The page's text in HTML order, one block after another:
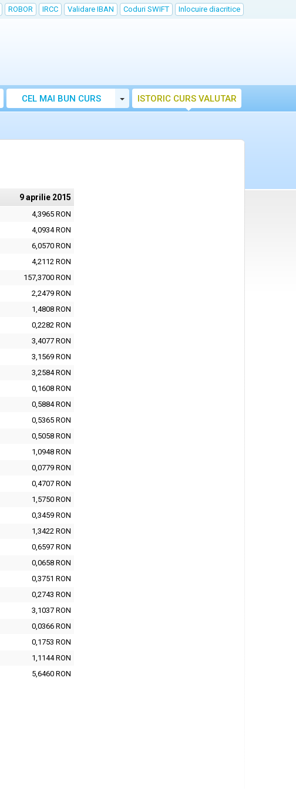
ROBOR IRCC Validare IBAN Coduri SWIFT Inlocuire diacritice
CEL MAI BUN CURS Toggle Dropdown
ISTORIC CURS VALUTAR
9 aprilie 2015
4,3965 RON
4,0934 RON
6,0570 RON
4,2112 RON
157,3700 RON
2,2479 RON
1,4808 RON
0,2282 RON
3,4077 RON
3,1569 RON
3,2584 RON
0,1608 RON
0,5884 RON
0,5365 RON
0,5058 RON
1,0948 RON
0,0779 RON
0,4707 RON
1,5750 RON
0,3459 RON
1,3422 RON
0,6597 RON
0,0658 RON
0,3751 RON
0,2743 RON
3,1037 RON
0,0366 RON
0,1753 RON
1,1144 RON
5,6460 RON